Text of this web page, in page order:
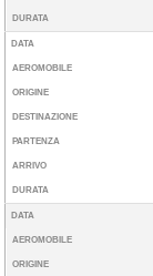
DURATA
DATA
AEROMOBILE
ORIGINE
DESTINAZIONE
PARTENZA
ARRIVO
DURATA
DATA
AEROMOBILE
ORIGINE